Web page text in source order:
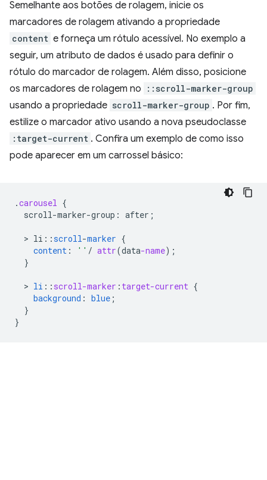
Semelhante aos botões de rolagem, inicie os
marcadores de rolagem ativando a propriedade
content e forneça um rótulo acessível. No exemplo a
seguir, um atributo de dados é usado para definir o
rótulo do marcador de rolagem. Além disso, posicione
os marcadores de rolagem no
::scroll-marker-group
usando a propriedade scroll-marker-group . Por fim,
estilize o marcador ativo usando a nova pseudoclasse
:target-current . Confira um exemplo de como isso
pode aparecer em um carrossel básico:
.carousel {
scroll-marker-group : after ;
  >
li : :scroll-marker {
content : '' / attr(data-name);
}
  >
li :: scroll-marker : target-current {
background : blue ;
}
}